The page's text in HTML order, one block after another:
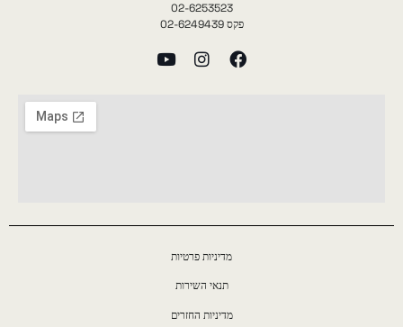
02-6253523
פקס 02-6249439
מדיניות פרטיות
תנאי השירות
מדיניות החזרים